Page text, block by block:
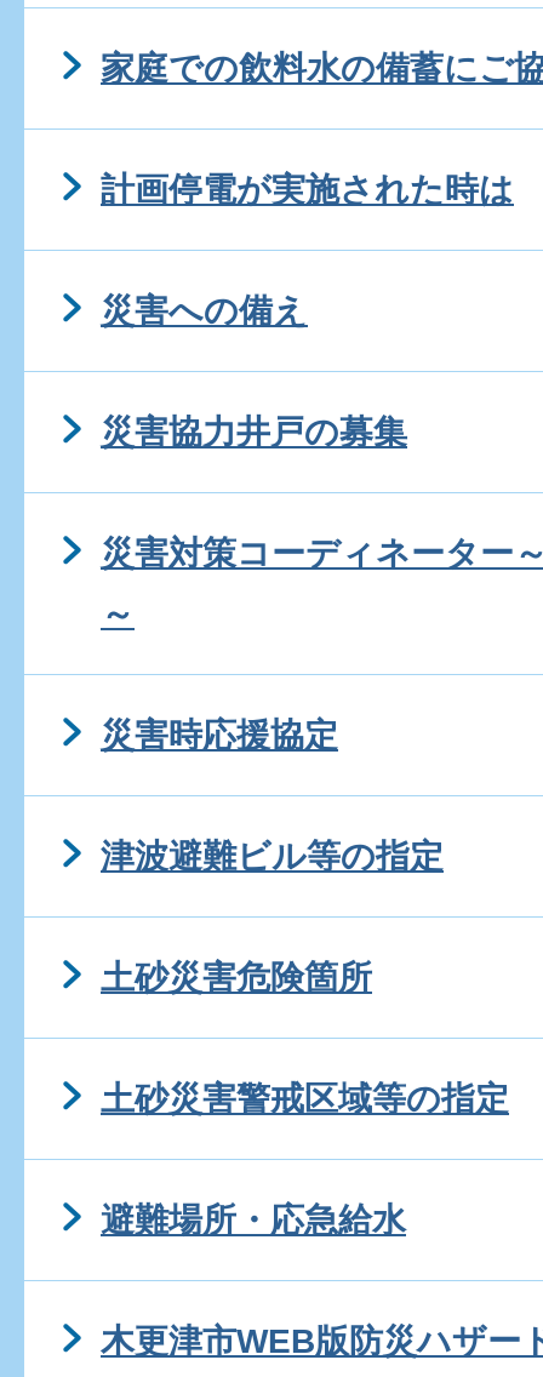
家庭での飲料水の備蓄にご
計画停電が実施された時は
災害への備え
災害協力井戸の募集
災害対策コーディネーター
～
災害時応援協定
津波避難ビル等の指定
土砂災害危険箇所
土砂災害警戒区域等の指定
避難場所・応急給水
木更津市WEB版防災ハザー